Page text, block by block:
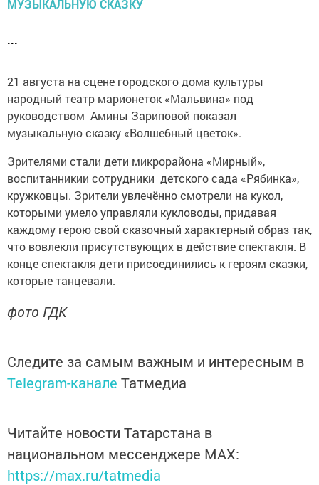
...
21 августа на сцене городского дома культуры
народный театр марионеток «Мальвина» под
руководством Амины Зариповой показал
музыкальную сказку «Волшебный цветок».
Зрителями стали дети микрорайона «Мирный»,
воспитанникии сотрудники детского сада «Рябинка»,
кружковцы. Зрители увлечённо смотрели на кукол,
которыми умело управляли кукловоды, придавая
каждому герою свой сказочный характерный образ так,
что вовлекли присутствующих в действие спектакля. В
конце спектакля дети присоединились к героям сказки,
которые танцевали.
фото ГДК
Следите за самым важным и интересным в
Telegram-канале Татмедиа
Читайте новости Татарстана в
национальном мессенджере MАХ:
https://max.ru/tatmedia